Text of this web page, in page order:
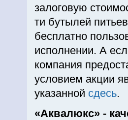
залоговую
ти бутылей
бесплатно
исполнении. А
компания
условием акции
указанной сдесь.
«Аквалюкс» -